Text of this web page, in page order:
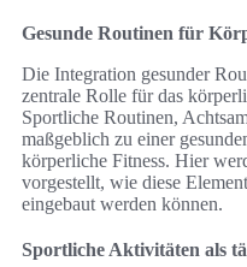
Gesunde Routinen für
Die Integration gesunder
zentrale Rolle für das
Sportliche Routinen,
maßgeblich zu einer
körperliche Fitness. Hier
vorgestellt, wie diese
eingebaut werden können.
Sportliche Aktivitäten als